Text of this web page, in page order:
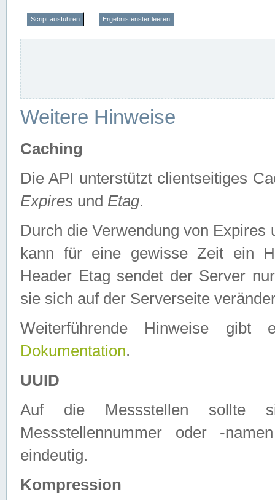
Script ausführen Ergebnisfenster leeren
Weitere Hinweise
Caching
Die API unterstützt clientseitiges
Expires und Etag.
Durch die Verwendung von
kann für eine gewisse Zeit ein
Header Etag sendet der Server
sie sich auf der Serverseite
Weiterführende Hinweise
Dokumentation.
UUID
Auf die Messstellen sollte
Messstellennummer oder -
eindeutig.
Kompression